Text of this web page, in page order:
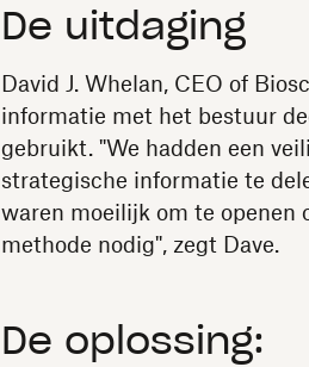
De uitdaging
David J. Whelan, CEO of
informatie met het bestuur
gebruikt. "We hadden een
strategische informatie te
waren moeilijk om te openen
methode nodig", zegt Dave.
De oplossing: